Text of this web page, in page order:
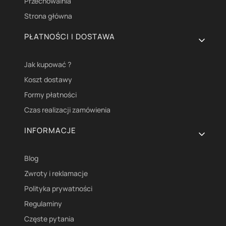
Strona główna
PŁATNOŚCI I DOSTAWA
Jak kupować ?
Koszt dostawy
Formy płatności
Czas realizacji zamówienia
INFORMACJE
Blog
Zwroty i reklamacje
Polityka prywatności
Regulaminy
Częste pytania